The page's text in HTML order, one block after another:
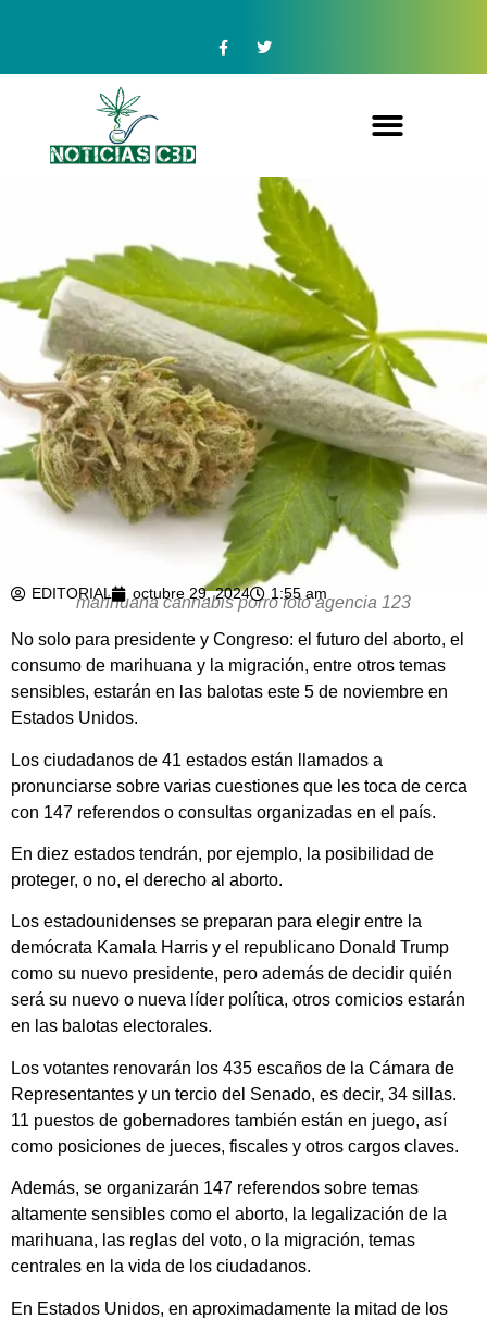
marihuana cannabis porro foto agencia 123
EDITORIAL octubre 29, 2024 1:55 am
No solo para presidente y Congreso: el futuro del aborto, el
consumo de marihuana y la migración, entre otros temas
sensibles, estarán en las balotas este 5 de noviembre en
Estados Unidos.
Los ciudadanos de 41 estados están llamados a
pronunciarse sobre varias cuestiones que les toca de cerca
con 147 referendos o consultas organizadas en el país.
En diez estados tendrán, por ejemplo, la posibilidad de
proteger, o no, el derecho al aborto.
Los estadounidenses se preparan para elegir entre la
demócrata Kamala Harris y el republicano Donald Trump
como su nuevo presidente, pero además de decidir quién
será su nuevo o nueva líder política, otros comicios estarán
en las balotas electorales.
Los votantes renovarán los 435 escaños de la Cámara de
Representantes y un tercio del Senado, es decir, 34 sillas.
11 puestos de gobernadores también están en juego, así
como posiciones de jueces, fiscales y otros cargos claves.
Además, se organizarán 147 referendos sobre temas
altamente sensibles como el aborto, la legalización de la
marihuana, las reglas del voto, o la migración, temas
centrales en la vida de los ciudadanos.
En Estados Unidos, en aproximadamente la mitad de los